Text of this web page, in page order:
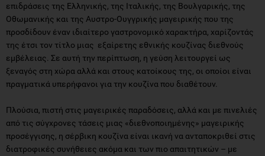
επιδράσεις της Ελληνικής, της Ιταλικής, της Βουλγαρικής, της
Οθωμανικής και της Αυστρο-Ουγγρικής μαγειρικής που της
προσδίδουν έναν ιδιαίτερο γαστρονομικό χαρακτήρα, χαρίζοντάς
της έτσι τον τίτλο μιας εξαίρετης εθνικής κουζίνας διεθνούς
εμβέλειας. Σε αυτή την περίπτωση, η γεύση λειτουργεί ως
ξεναγός στη χώρα αλλά και στους κατοίκους της, οι οποίοι είναι
πραγματικά υπερήφανοι για την κουζίνα που διαθέτουν.
Πλούσια, πιστή στις μαγειρικές παραδόσεις, αλλά και με πινελιές
από τις σύγχρονες τάσεις μιας «διεθνοποιημένης» μαγειρικής
προσέγγισης, η σέρβικη κουζίνα είναι ικανή να ανταποκριθεί στις
διατροφικές συνήθειες ακόμα και των πιο απαιτητικών – με